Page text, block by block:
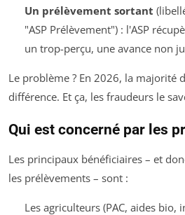
Un prélèvement sortant
"ASP Prélèvement") : l'ASP
un trop-perçu, une avance non
Le problème ? En 2026, la majorité
différence. Et ça, les fraudeurs le
Qui est concerné par les
Les principaux bénéficiaires – et
les prélèvements – sont :
Les agriculteurs (PAC, aides bio,